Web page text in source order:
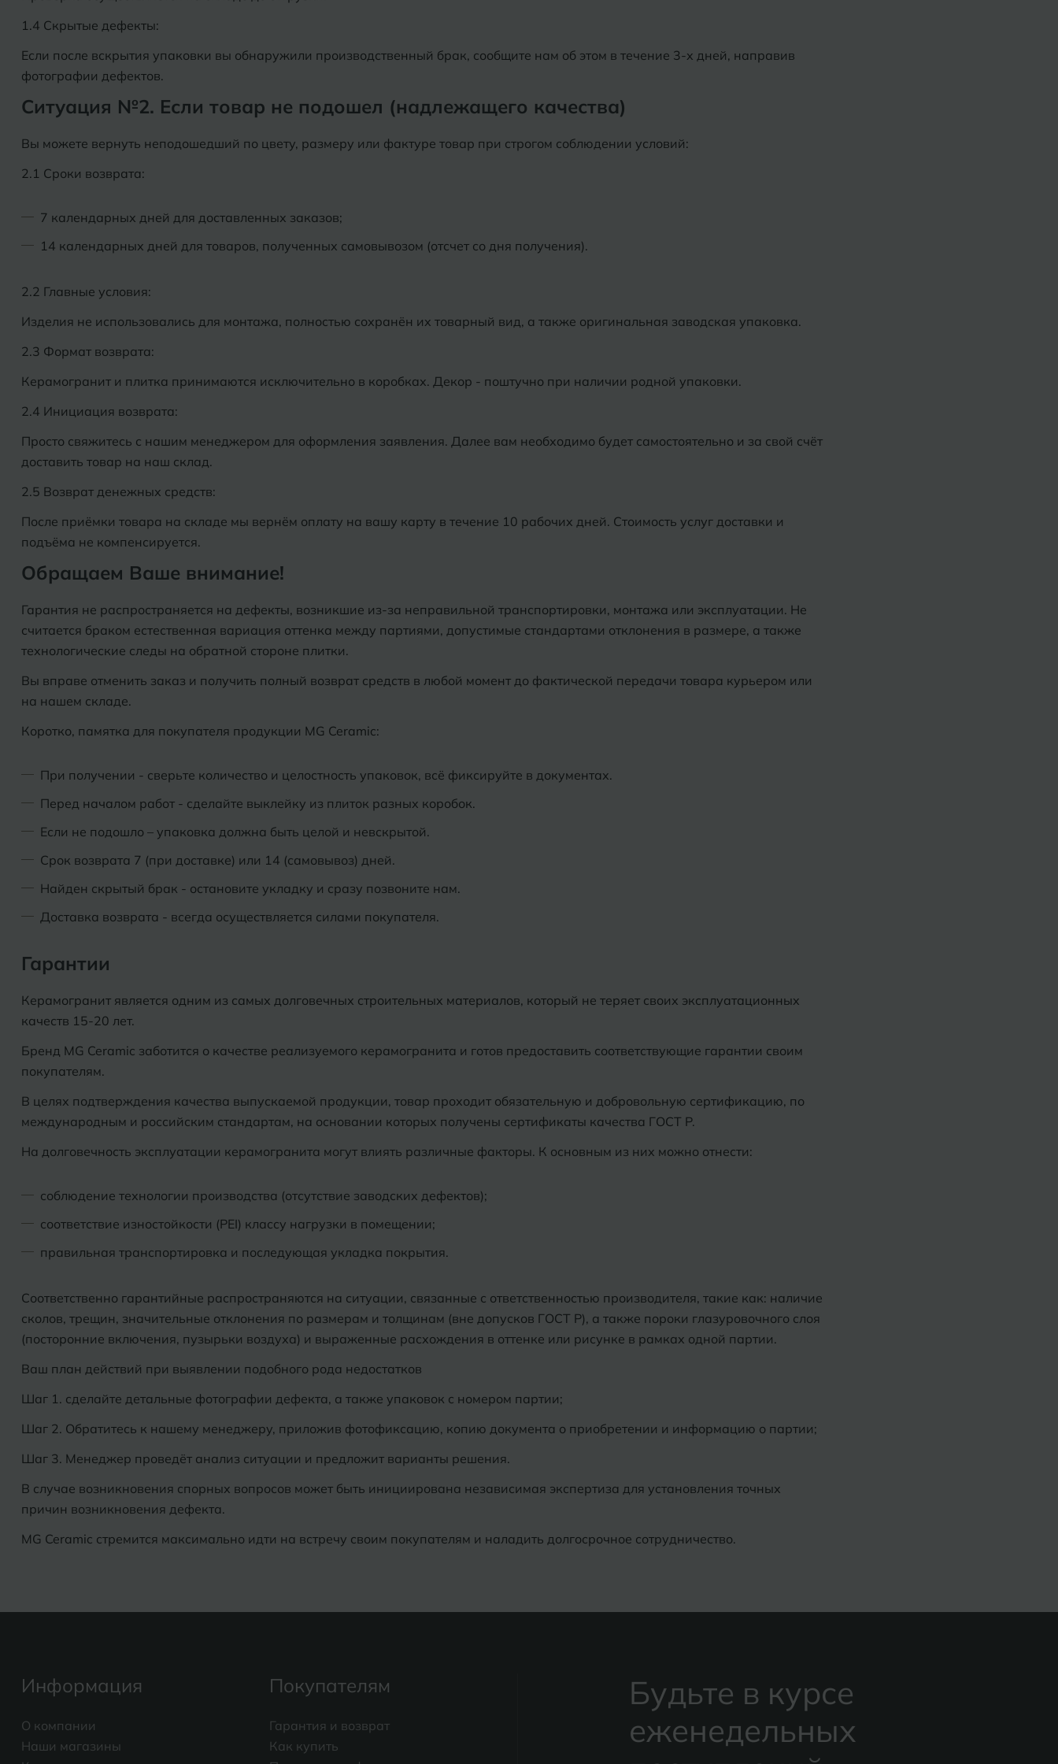
1.4 Скрытые дефекты:
Если после вскрытия упаковки вы обнаружили производственный брак, сообщите нам об этом в течение 3-х дней, направив
фотографии дефектов.
Ситуация №2. Если товар не подошел (надлежащего качества)
Вы можете вернуть неподошедший по цвету, размеру или фактуре товар при строгом соблюдении условий:
2.1 Сроки возврата:
7 календарных дней для доставленных заказов;
14 календарных дней для товаров, полученных самовывозом (отсчет со дня получения).
2.2 Главные условия:
Изделия не использовались для монтажа, полностью сохранён их товарный вид, а также оригинальная заводская упаковка.
2.3 Формат возврата:
Керамогранит и плитка принимаются исключительно в коробках. Декор - поштучно при наличии родной упаковки.
2.4 Инициация возврата:
Просто свяжитесь с нашим менеджером для оформления заявления. Далее вам необходимо будет самостоятельно и за свой счёт
доставить товар на наш склад.
2.5 Возврат денежных средств:
После приёмки товара на складе мы вернём оплату на вашу карту в течение 10 рабочих дней. Стоимость услуг доставки и
подъёма не компенсируется.
Обращаем Ваше внимание!
Гарантия не распространяется на дефекты, возникшие из-за неправильной транспортировки, монтажа или эксплуатации. Не
считается браком естественная вариация оттенка между партиями, допустимые стандартами отклонения в размере, а также
технологические следы на обратной стороне плитки.
Вы вправе отменить заказ и получить полный возврат средств в любой момент до фактической передачи товара курьером или
на нашем складе.
Коротко, памятка для покупателя продукции MG Ceramic:
При получении - сверьте количество и целостность упаковок, всё фиксируйте в документах.
Перед началом работ - сделайте выклейку из плиток разных коробок.
Если не подошло – упаковка должна быть целой и невскрытой.
Срок возврата 7 (при доставке) или 14 (самовывоз) дней.
Найден скрытый брак - остановите укладку и сразу позвоните нам.
Доставка возврата - всегда осуществляется силами покупателя.
Гарантии
Керамогранит является одним из самых долговечных строительных материалов, который не теряет своих эксплуатационных
качеств 15-20 лет.
Бренд MG Ceramic заботится о качестве реализуемого керамогранита и готов предоставить соответствующие гарантии своим
покупателям.
В целях подтверждения качества выпускаемой продукции, товар проходит обязательную и добровольную сертификацию, по
международным и российским стандартам, на основании которых получены сертификаты качества ГОСТ Р.
На долговечность эксплуатации керамогранита могут влиять различные факторы. К основным из них можно отнести:
соблюдение технологии производства (отсутствие заводских дефектов);
соответствие изностойкости (PEI) классу нагрузки в помещении;
правильная транспортировка и последующая укладка покрытия.
Соответственно гарантийные распространяются на ситуации, связанные с ответственностью производителя, такие как: наличие
сколов, трещин, значительные отклонения по размерам и толщинам (вне допусков ГОСТ Р), а также пороки глазуровочного слоя
(посторонние включения, пузырьки воздуха) и выраженные расхождения в оттенке или рисунке в рамках одной партии.
Ваш план действий при выявлении подобного рода недостатков
Шаг 1. сделайте детальные фотографии дефекта, а также упаковок с номером партии;
Шаг 2. Обратитесь к нашему менеджеру, приложив фотофиксацию, копию документа о приобретении и информацию о партии;
Шаг 3. Менеджер проведёт анализ ситуации и предложит варианты решения.
В случае возникновения спорных вопросов может быть инициирована независимая экспертиза для установления точных
причин возникновения дефекта.
MG Ceramic стремится максимально идти на встречу своим покупателям и наладить долгосрочное сотрудничество.
Информация
О компании
Наши магазины
Покупателям
Гарантия и возврат
Как купить
Будьте в курсе
еженедельных
Армавир
Белореченск
Боровичи
Брянск
Дмитровград
Е
Екатеринбург
Ижевск
Новомосковск
О
Симферополь